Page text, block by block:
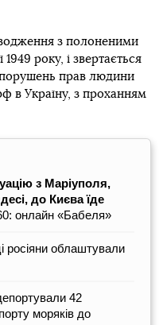
з полоненими
року, і звертається
порушень прав людини
в Україну, з проханням
з Маріуполя,
до Києва їде
онлайн «Бабеля»
росіяни облаштували
42
моряків до